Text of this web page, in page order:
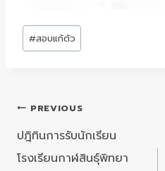
Post
Tags:
#สอบแก้ตัว
แนะแนว
เรื่อง
PREVIOUS
ปฎิทินการรับนักเรียน
โรงเรียนกาฬสินธุ์พิทยา